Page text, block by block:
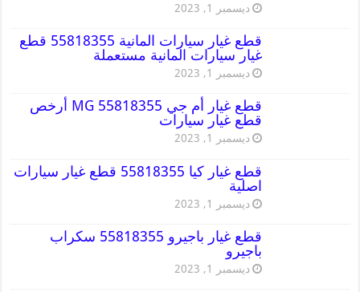
ديسمبر 1, 2023
قطع غيار سيارات المانية 55818355 قطع
غيار سيارات المانية مستعملة
ديسمبر 1, 2023
قطع غيار أم جي MG 55818355 أرخص
قطع غيار سيارات
ديسمبر 1, 2023
قطع غيار كيا 55818355 قطع غيار سيارات
اصلية
ديسمبر 1, 2023
قطع غيار باجيرو 55818355 سكراب
باجيرو
ديسمبر 1, 2023